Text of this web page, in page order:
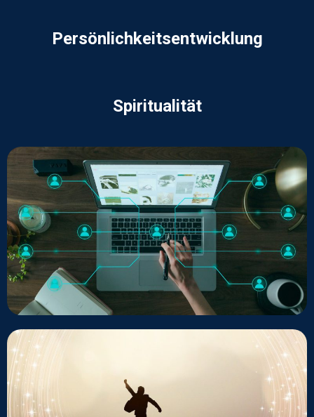
Persönlichkeitsentwicklung
Spiritualität